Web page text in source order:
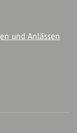
und Anlässen